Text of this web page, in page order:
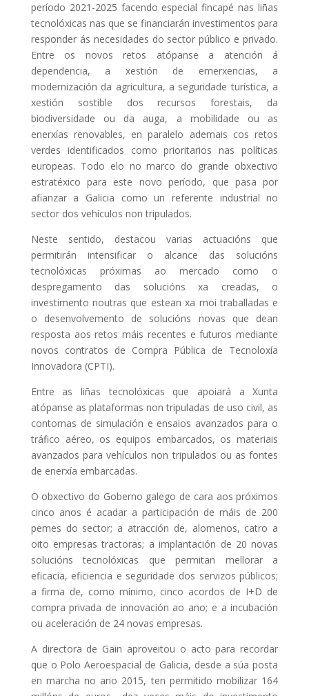
período 2021-2025 facendo especial fincapé nas liñas
tecnolóxicas nas que se financiarán investimentos para
responder ás necesidades do sector público e privado.
Entre os novos retos atópanse a atención á
dependencia, a xestión de emerxencias, a
modernización da agricultura, a seguridade turística, a
xestión sostible dos recursos forestais, da
biodiversidade ou da auga, a mobilidade ou as
enerxías renovables, en paralelo ademais cos retos
verdes identificados como prioritarios nas políticas
europeas. Todo elo no marco do grande obxectivo
estratéxico para este novo período, que pasa por
afianzar a Galicia como un referente industrial no
sector dos vehículos non tripulados.
Neste sentido, destacou varias actuacións que
permitirán intensificar o alcance das solucións
tecnolóxicas próximas ao mercado como o
despregamento das solucións xa creadas, o
investimento noutras que estean xa moi traballadas e
o desenvolvemento de solucións novas que dean
resposta aos retos máis recentes e futuros mediante
novos contratos de Compra Pública de Tecnoloxía
Innovadora (CPTI).
Entre as liñas tecnolóxicas que apoiará a Xunta
atópanse as plataformas non tripuladas de uso civil, as
contornas de simulación e ensaios avanzados para o
tráfico aéreo, os equipos embarcados, os materiais
avanzados para vehículos non tripulados ou as fontes
de enerxía embarcadas.
O obxectivo do Goberno galego de cara aos próximos
cinco anos é acadar a participación de máis de 200
pemes do sector; a atracción de, alomenos, catro a
oito empresas tractoras; a implantación de 20 novas
solucións tecnolóxicas que permitan mellorar a
eficacia, eficiencia e seguridade dos servizos públicos;
a firma de, como mínimo, cinco acordos de I+D de
compra privada de innovación ao ano; e a incubación
ou aceleración de 24 novas empresas.
A directora de Gain aproveitou o acto para recordar
que o Polo Aeroespacial de Galicia, desde a súa posta
en marcha no ano 2015, ten permitido mobilizar 164